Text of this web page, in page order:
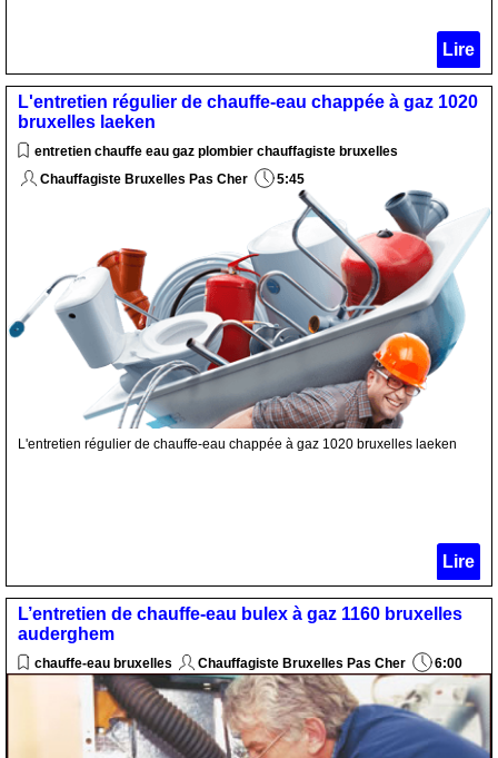
Lire
L'entretien régulier de chauffe-eau chappée à gaz 1020
bruxelles laeken
entretien chauffe eau gaz plombier chauffagiste bruxelles
Chauffagiste Bruxelles Pas Cher
5:45
L'entretien régulier de chauffe-eau chappée à gaz 1020 bruxelles laeken
Lire
L’entretien de chauffe-eau bulex à gaz 1160 bruxelles
auderghem
chauffe-eau bruxelles Chauffagiste Bruxelles Pas Cher 6:00